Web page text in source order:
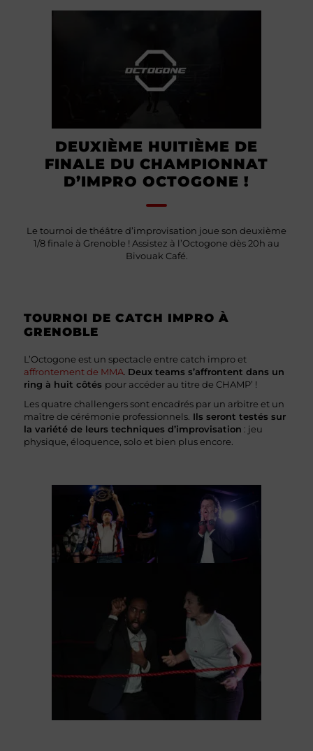
DEUXIÈME HUITIÈME DE
FINALE DU CHAMPIONNAT
D’IMPRO OCTOGONE !
Le tournoi de théâtre d’improvisation joue son deuxième
1/8 finale à Grenoble ! Assistez à l’Octogone dès 20h au
Bivouak Café.
TOURNOI DE CATCH IMPRO À
GRENOBLE
L’Octogone est un spectacle entre catch impro et
affrontement de MMA Deux teams s’affrontent dans un
ring à huit côtés pour accéder au titre de CHAMP’ !
Les quatre challengers sont encadrés par un arbitre et un
maître de cérémonie professionnels. Ils seront testés sur
la variété de leurs techniques d’improvisation : jeu
physique, éloquence, solo et bien plus encore.